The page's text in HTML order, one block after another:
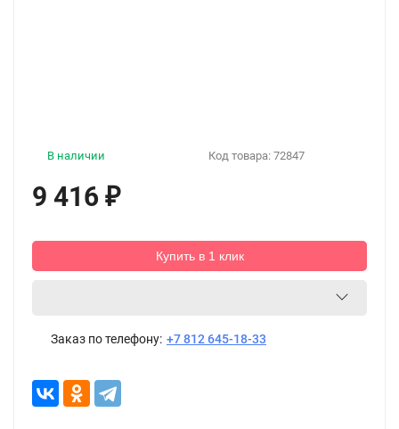
Код товара: 72847
В наличии
9 416 ₽
Купить в 1 клик
Заказ по телефону: +7 812 645-18-33